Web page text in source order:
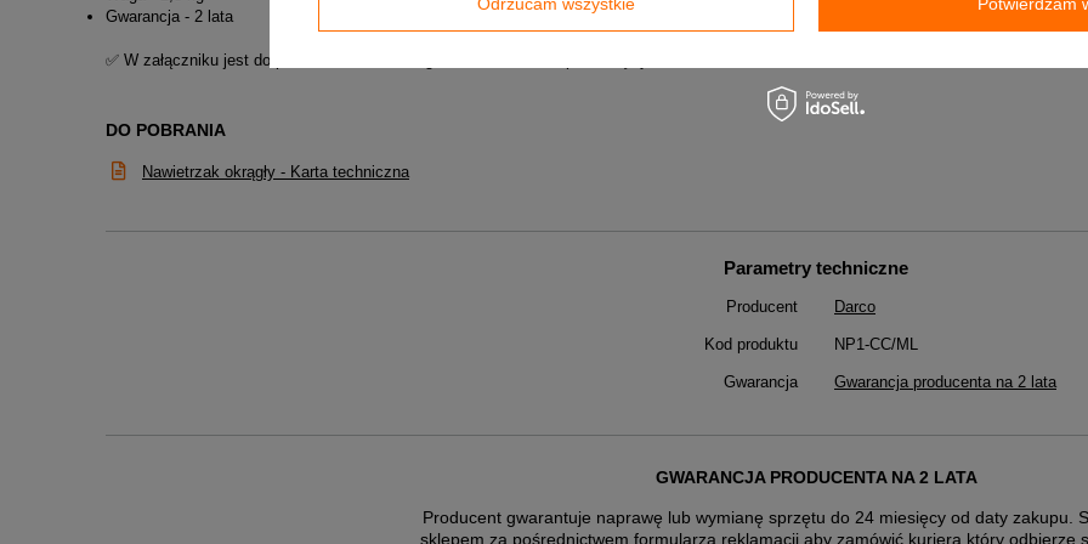
Gwarancja - 2 lata
✅ W załączniku jest do pobrania Karta katalogowa nawietrzaków prostokątnych.
DO POBRANIA
Nawietrzak okrągły - Karta techniczna
Parametry techniczne
Producent Darco
Kod produktu NP1-CC/ML
Gwarancja Gwarancja producenta na 2 lata
GWARANCJA PRODUCENTA NA 2 LATA
Producent gwarantuje naprawę lub wymianę sprzętu do 24 miesięcy od daty zakupu.
sklepem za pośrednictwem formularza reklamacji abyzamówić kuriera który odbierze